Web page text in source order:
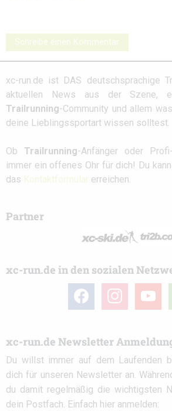
Schreibe einen Kommentar
xc-run.de ist DAS deutschsprachige
aktuellen News aus der Szene,
Trailrunning-Community und allem
deine Lieblingssportart wissen solltest.
Ob Trailrunning-Anfänger oder
immer ein offenes Ohr für dich! Du
das Kontaktformular erreichen.
Partner
xc-run.de in den sozialen
facebook instagramyoutube
xc-run.de Newsletter
Du willst immer auf dem Laufenden
dich für unseren Newsletter an.
du damit regelmäßig die wichtigsten
dein Postfach. Einfach hier anmelden: